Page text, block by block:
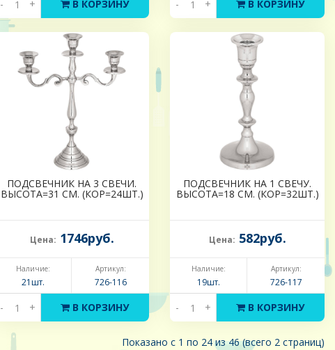
- + В КОРЗИНУ - + В КОРЗИНУ
ПОДСВЕЧНИК НА 3 СВЕЧИ.
ВЫСОТА=31 СМ. (КОР=24ШТ.)
Цена: 1746руб.
Наличие:
21шт.
Артикул:
726-116
- + В КОРЗИНУ
ПОДСВЕЧНИК НА 1 СВЕЧУ.
ВЫСОТА=18 СМ. (КОР=32ШТ.)
Цена: 582руб.
Наличие:
19шт.
Артикул:
726-117
- + В КОРЗИНУ
Показано с 1 по 24 из 46 (всего 2 страниц)